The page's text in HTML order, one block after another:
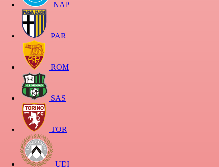
NAP
PAR
ROM
SAS
TOR
UDI